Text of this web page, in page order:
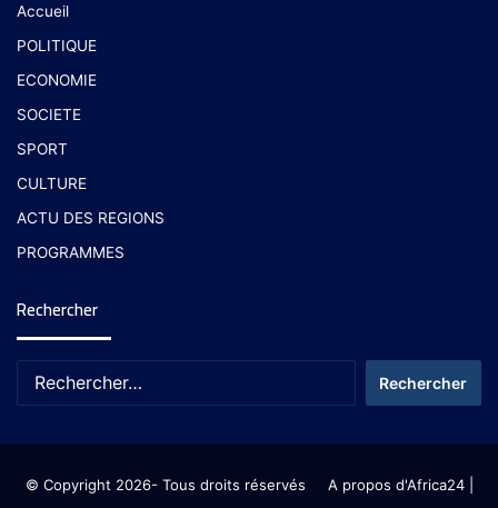
Accueil
POLITIQUE
ECONOMIE
SOCIETE
SPORT
CULTURE
ACTU DES REGIONS
PROGRAMMES
Rechercher
© Copyright 2026- Tous droits réservés A propos d'Africa24|